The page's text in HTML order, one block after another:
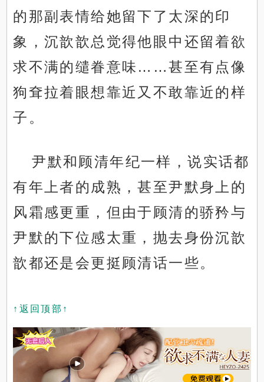
的那副表情给她留下了太深的印
象，沉歆歆总觉得他眼中还留着欲
求不满的缱眷意味……甚至有点像
狗耷拉着眼想靠近又不敢靠近的样
子。
尹默和顾清年纪一样，说实话都
有年上者的成熟，甚至尹默身上的
风霜感更重，但由于顾清的骄矜与
尹默的下位感太重，抛去身份沉歆
歆都还是会更挺顾清话一些。
↑返回顶部↑